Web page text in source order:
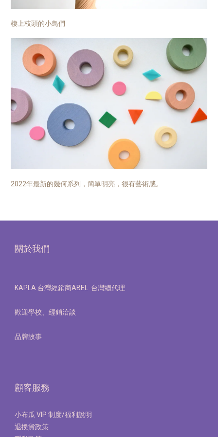
棲上枝頭的小鳥們
2022年最新的幾何系列，簡單明亮，很有藝術感。
關於我們
KAPLA 台灣經銷商ABEL 台灣總代理
歡迎學校、經銷洽談
品牌故事
顧客服務
小布瓜 VIP 制度/福利說明
退換貨政策